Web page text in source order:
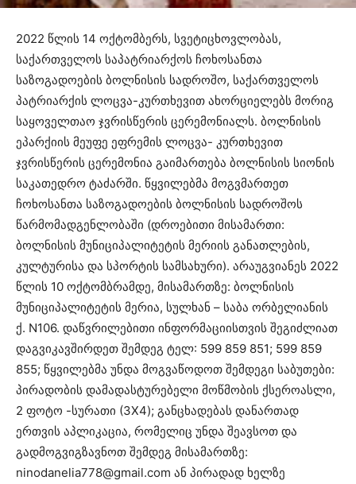
2022 წლის 14 ოქტომბერს, სვეტიცხოვლობას,
საქართველოს საპატრიარქოს ჩოხოსანთა
საზოგადოების ბოლნისის სადროშო, საქართველოს
პატრიარქის ლოცვა-კურთხევით ახორციელებს მორიგ
საყოველთაო ჯვრისწერის ცერემონიალს. ბოლნისის
ეპარქიის მეუფე ეფრემის ლოცვა- კურთხევით
ჯვრისწერის ცერემონია გაიმართება ბოლნისის სიონის
საკათედრო ტაძარში. წყვილებმა მოგვმართეთ
ჩოხოსანთა საზოგადოების ბოლნისის სადროშოს
წარმომადგენლობაში (დროებითი მისამართი:
ბოლნისის მუნიციპალიტეტის მერიის განათლების,
კულტურისა და სპორტის სამსახური). არაუგვიანეს 2022
წლის 10 ოქტომბრამდე, მისამართზე: ბოლნისის
მუნიციპალიტეტის მერია, სულხან – საბა ორბელიანის
ქ. N106. დაწვრილებითი ინფორმაციისთვის შეგიძლიათ
დაგვიკავშირდეთ შემდეგ ტელ: 599 859 851; 599 859
855; წყვილებმა უნდა მოგვაწოდოთ შემდეგი საბუთები:
პირადობის დამადასტურებელი მოწმობის ქსეროასლი,
2 ფოტო -სურათი (3X4); განცხადებას დანართად
ერთვის აპლიკაცია, რომელიც უნდა შეავსოთ და
გადმოგვიგზავნოთ შემდეგ მისამართზე:
ninodanelia778@gmail.com ან პირადად ხელზე